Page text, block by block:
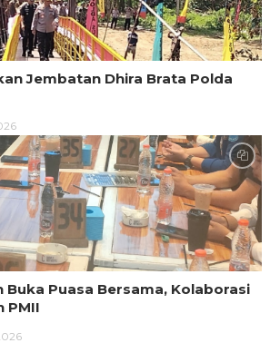
Jembatan Dhira Brata Polda
Buka Puasa Bersama, Kolaborasi
PMII